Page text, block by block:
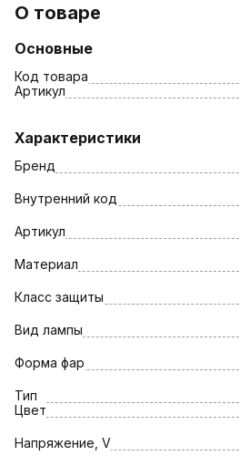
О товаре
Основные
Код товара
Артикул
Характеристики
Бренд
Внутренний код
Артикул
Материал
Класс защиты
Вид лампы
Форма фар
Тип
Цвет
Напряжение, V